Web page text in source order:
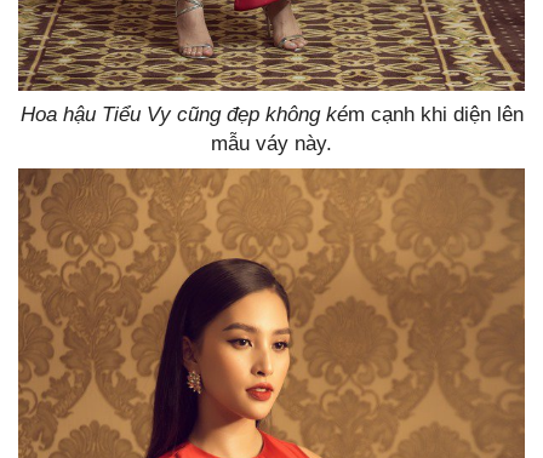
Hoa hậu Tiểu Vy cũng đẹp không kém cạnh khi diện lên
mẫu váy này.